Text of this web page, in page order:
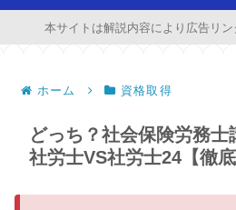
本サイトは解説内容により広告リ
ホーム 資格取得
どっち？社会保険労務
社労士VS社労士24【徹底